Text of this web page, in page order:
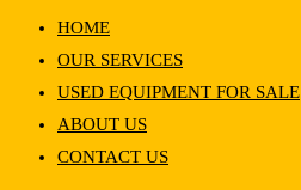
HOME
OUR SERVICES
USED EQUIPMENT FOR SALE
ABOUT US
CONTACT US